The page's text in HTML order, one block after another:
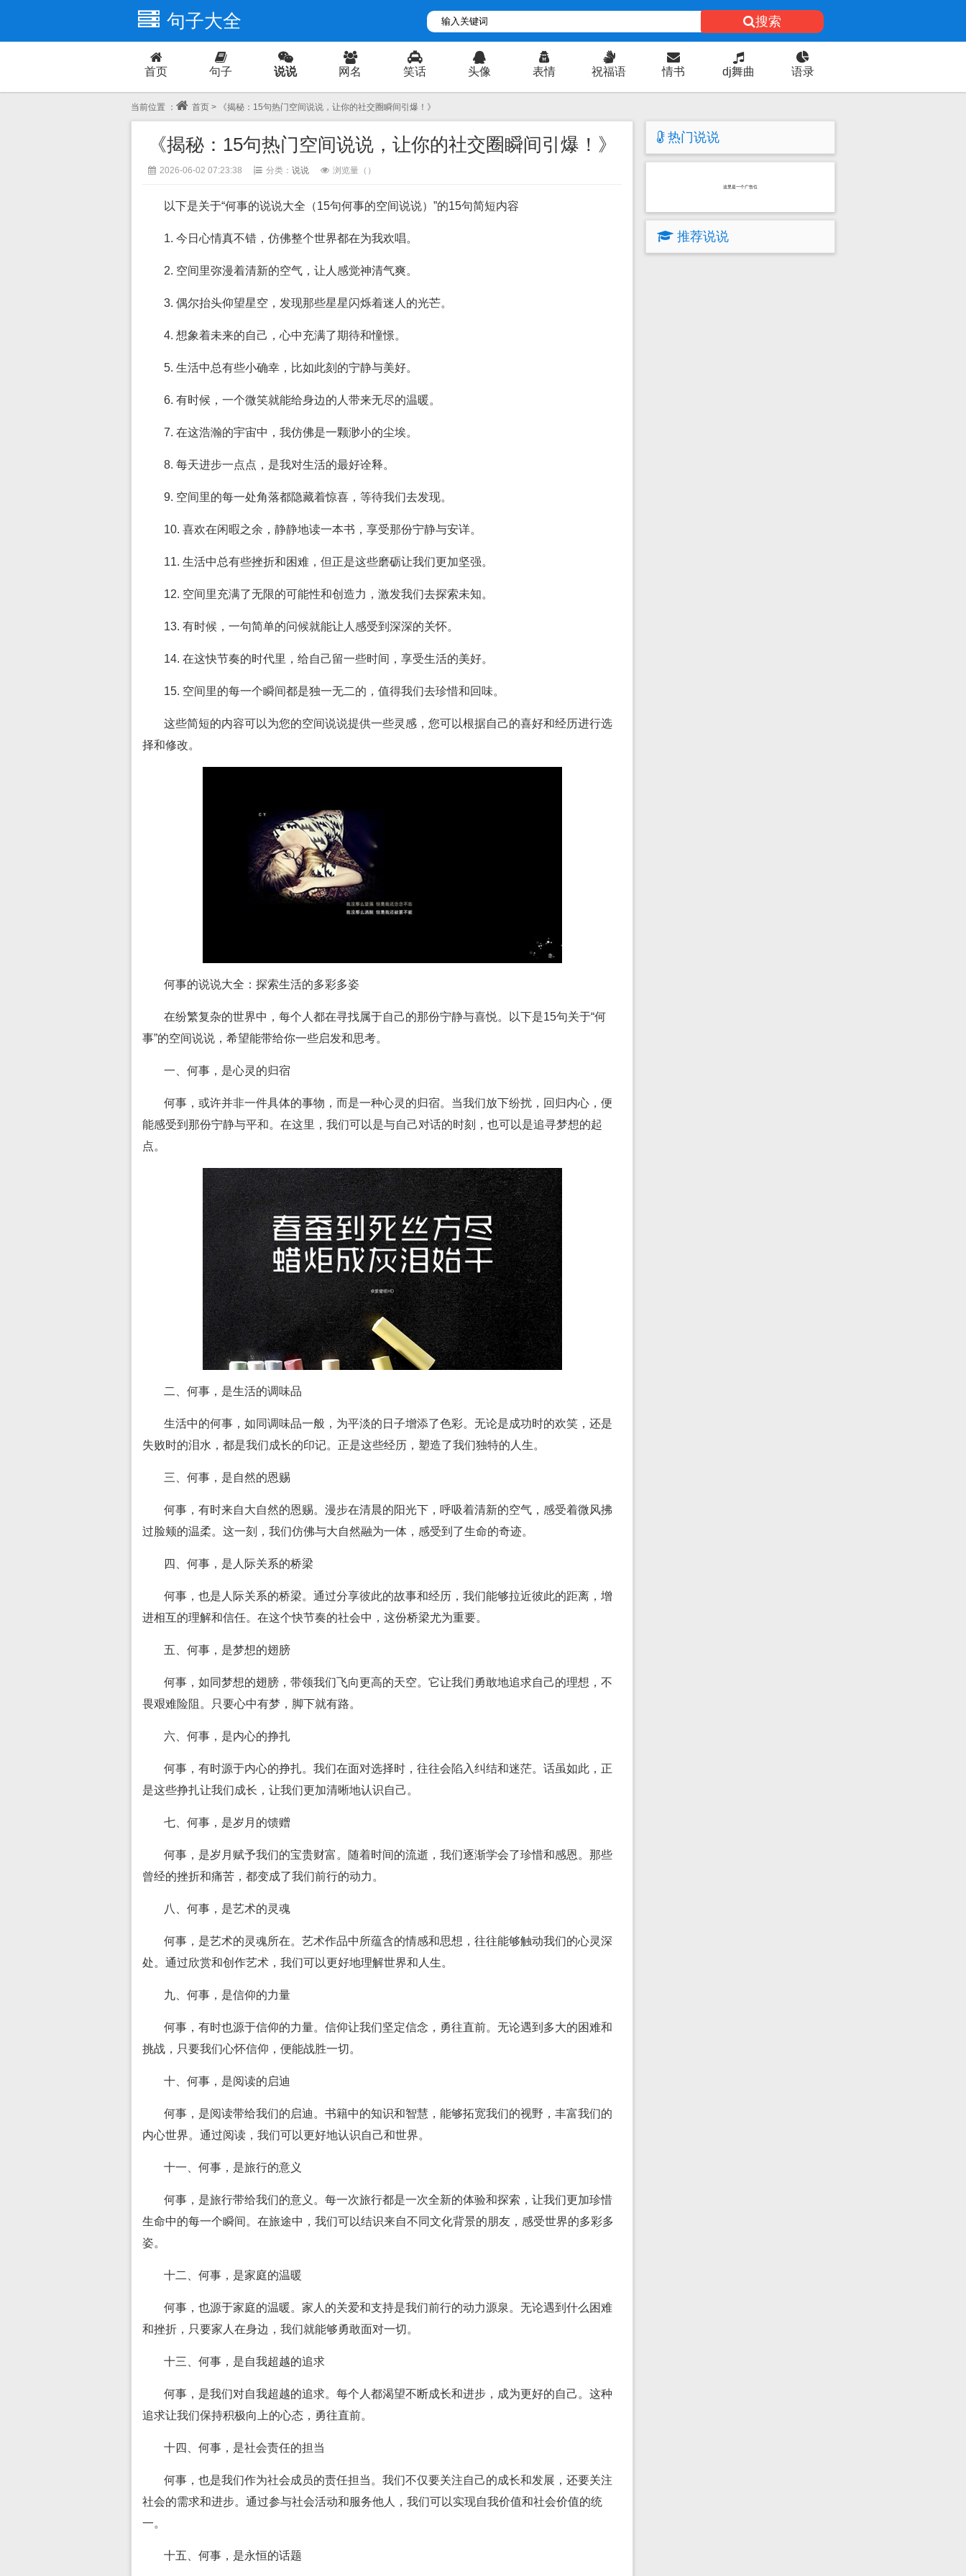
句子大全 搜索
首页 句子 说说 网名 笑话 头像 表情 祝福语 情书 dj舞曲 语录
爱情
当前位置 ： 首页 > 《揭秘：15句热门空间说说，让你的社交圈瞬间引爆！》
《揭秘：15句热门空间说说，让你的社交圈瞬间引爆！》
2026-06-02 07:23:38 分类： 说说 浏览量（ ）
以下是关于“何事的说说大全（15句何事的空间说说）”的15句简短内容
1. 今日心情真不错，仿佛整个世界都在为我欢唱。
2. 空间里弥漫着清新的空气，让人感觉神清气爽。
3. 偶尔抬头仰望星空，发现那些星星闪烁着迷人的光芒。
4. 想象着未来的自己，心中充满了期待和憧憬。
5. 生活中总有些小确幸，比如此刻的宁静与美好。
6. 有时候，一个微笑就能给身边的人带来无尽的温暖。
7. 在这浩瀚的宇宙中，我仿佛是一颗渺小的尘埃。
8. 每天进步一点点，是我对生活的最好诠释。
9. 空间里的每一处角落都隐藏着惊喜，等待我们去发现。
10. 喜欢在闲暇之余，静静地读一本书，享受那份宁静与安详。
11. 生活中总有些挫折和困难，但正是这些磨砺让我们更加坚强。
12. 空间里充满了无限的可能性和创造力，激发我们去探索未知。
13. 有时候，一句简单的问候就能让人感受到深深的关怀。
14. 在这快节奏的时代里，给自己留一些时间，享受生活的美好。
15. 空间里的每一个瞬间都是独一无二的，值得我们去珍惜和回味。
这些简短的内容可以为您的空间说说提供一些灵感，您可以根据自己的喜好和经历进行选
择和修改。
何事的说说大全：探索生活的多彩多姿
在纷繁复杂的世界中，每个人都在寻找属于自己的那份宁静与喜悦。以下是15句关于“何
事”的空间说说，希望能带给你一些启发和思考。
一、何事，是心灵的归宿
何事，或许并非一件具体的事物，而是一种心灵的归宿。当我们放下纷扰，回归内心，便
能感受到那份宁静与平和。在这里，我们可以是与自己对话的时刻，也可以是追寻梦想的起
点。
二、何事，是生活的调味品
生活中的何事，如同调味品一般，为平淡的日子增添了色彩。无论是成功时的欢笑，还是
失败时的泪水，都是我们成长的印记。正是这些经历，塑造了我们独特的人生。
三、何事，是自然的恩赐
何事，有时来自大自然的恩赐。漫步在清晨的阳光下，呼吸着清新的空气，感受着微风拂
过脸颊的温柔。这一刻，我们仿佛与大自然融为一体，感受到了生命的奇迹。
四、何事，是人际关系的桥梁
何事，也是人际关系的桥梁。通过分享彼此的故事和经历，我们能够拉近彼此的距离，增
进相互的理解和信任。在这个快节奏的社会中，这份桥梁尤为重要。
五、何事，是梦想的翅膀
何事，如同梦想的翅膀，带领我们飞向更高的天空。它让我们勇敢地追求自己的理想，不
畏艰难险阻。只要心中有梦，脚下就有路。
六、何事，是内心的挣扎
何事，有时源于内心的挣扎。我们在面对选择时，往往会陷入纠结和迷茫。话虽如此，正
是这些挣扎让我们成长，让我们更加清晰地认识自己。
七、何事，是岁月的馈赠
何事，是岁月赋予我们的宝贵财富。随着时间的流逝，我们逐渐学会了珍惜和感恩。那些
曾经的挫折和痛苦，都变成了我们前行的动力。
八、何事，是艺术的灵魂
何事，是艺术的灵魂所在。艺术作品中所蕴含的情感和思想，往往能够触动我们的心灵深
处。通过欣赏和创作艺术，我们可以更好地理解世界和人生。
九、何事，是信仰的力量
何事，有时也源于信仰的力量。信仰让我们坚定信念，勇往直前。无论遇到多大的困难和
挑战，只要我们心怀信仰，便能战胜一切。
十、何事，是阅读的启迪
何事，是阅读带给我们的启迪。书籍中的知识和智慧，能够拓宽我们的视野，丰富我们的
内心世界。通过阅读，我们可以更好地认识自己和世界。
十一、何事，是旅行的意义
何事，是旅行带给我们的意义。每一次旅行都是一次全新的体验和探索，让我们更加珍惜
生命中的每一个瞬间。在旅途中，我们可以结识来自不同文化背景的朋友，感受世界的多彩多
姿。
十二、何事，是家庭的温暖
何事，也源于家庭的温暖。家人的关爱和支持是我们前行的动力源泉。无论遇到什么困难
和挫折，只要家人在身边，我们就能够勇敢面对一切。
十三、何事，是自我超越的追求
何事，是我们对自我超越的追求。每个人都渴望不断成长和进步，成为更好的自己。这种
追求让我们保持积极向上的心态，勇往直前。
十四、何事，是社会责任的担当
何事，也是我们作为社会成员的责任担当。我们不仅要关注自己的成长和发展，还要关注
社会的需求和进步。通过参与社会活动和服务他人，我们可以实现自我价值和社会价值的统
一。
十五、何事，是永恒的话题
热门说说
这里是一个广告位
推荐说说